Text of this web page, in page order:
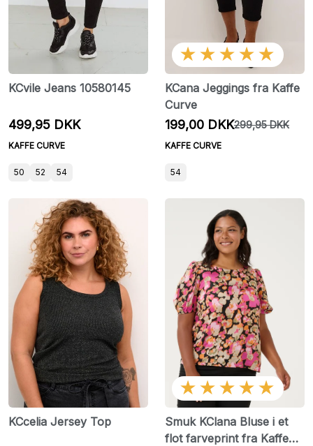
KCvile Jeans 10580145
499,95 DKK
KAFFE CURVE
50 52 54
★★★★★
KCana Jeggings fra Kaffe
Curve
199,00 DKK299,95 DKK
KAFFE CURVE
54
KCcelia Jersey Top
★★★★★
Smuk KClana Bluse i et
flot farveprint fra Kaffe